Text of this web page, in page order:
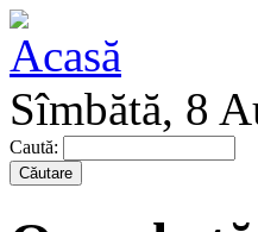
Sîmbătă, 8
Caută: